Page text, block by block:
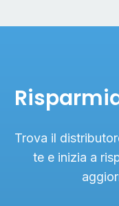
Trova il
te e inizia a